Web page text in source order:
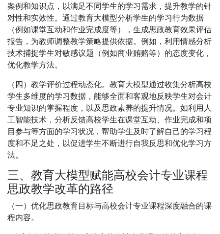
案例和知识点，以满足不同学生的学习需求，提升教学的针
对性和实效性。通过教育大模型分析学生的学习行为数据
（例如课堂互动和作业完成度等），生成思政教育效果评估
报告，为教师调整教学策略提供依据。例如，利用情感分析
技术捕捉学生对敏感议题（例如商业贿赂等）的态度变化，
优化教学方法。
（四）教学评价过程动态化。教育大模型通过收集分析高校
学生多维度的学习数据，能够全面和客观地反映学生对会计
专业知识的掌握程度，以及思政素养的提升情况。如利用人
工智能技术，分析反馈高校学生在课堂互动、作业完成和项
目参与等方面的学习状况，帮助学生及时了解自己的学习程
度和不足之处，以促进学生不断进行自我反思和优化学习方
法。
三、教育大模型赋能高校会计专业课程
思政教学改革的路径
（一）优化思政教育目标与高校会计专业课程深度融合的课
程内容。